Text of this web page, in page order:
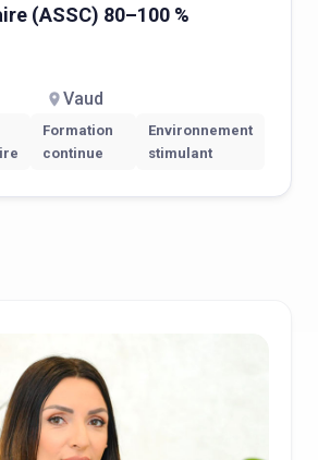
(ASSC) 80–100 %
Vaud
Formation
continue
Environnement
stimulant